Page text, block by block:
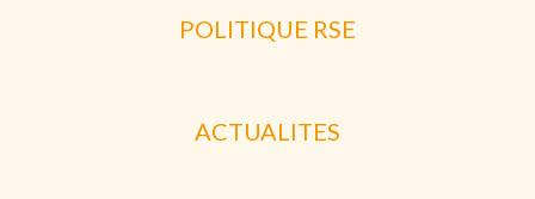
POLITIQUE RSE
ACTUALITES